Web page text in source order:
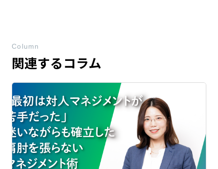
関連するコラム
Column